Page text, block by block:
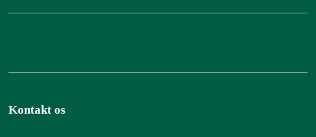
Kontakt os